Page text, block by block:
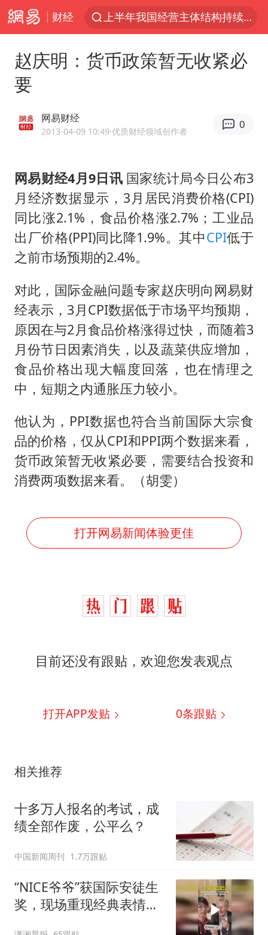
财经
上半年我国经营主体结构持续优化
上海：5号线16号线浦江线全线停运
国足U17与阿森纳决赛取消 并列冠军
上门女婿出轨女邻居多年被判重婚罪
2025年小学教师减少13.19万
王艺迪无缘横滨赛决赛
泰国：高度重视中国游客旅游体验
上海大部迎大暴雨
《龙餐馆》 冲奖
蒯曼挺进WTT横滨冠军赛女单四强
以军士兵把枪口对准中国记者
笔试第一被劝弃考涉事副校长被撤职
白海豚5次眼壁置换
赵庆明：货币政策暂无收紧必
要
网易财经
2013-04-09 10:49·优质财经领域创作者
0
网易财经4月9日讯国家统计局今日公布3
月经济数据显示，3月居民消费价格(CPI)
同比涨2.1%，食品价格涨2.7%；工业品
出厂价格(PPI)同比降1.9%。其中CPI低于
之前市场预期的2.4%。
对此，国际金融问题专家赵庆明向网易财
经表示，3月CPI数据低于市场平均预期，
原因在与2月食品价格涨得过快，而随着3
月份节日因素消失，以及蔬菜供应增加，
食品价格出现大幅度回落，也在情理之
中，短期之内通胀压力较小。
他认为，PPI数据也符合当前国际大宗食
品的价格，仅从CPI和PPI两个数据来看，
货币政策暂无收紧必要，需要结合投资和
消费两项数据来看。（胡雯）
打开网易新闻体验更佳
目前还没有跟贴，欢迎您发表观点
打开APP发贴 0条跟贴
相关推荐
十多万人报名的考试，成
绩全部作废，公平么？
中国新闻周刊 1.7万跟贴
“NICE爷爷”获国际安徒生
奖，现场重现经典表情